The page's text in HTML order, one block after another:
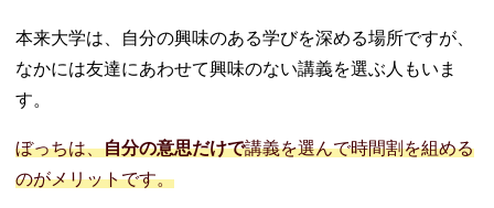
本来大学は、自分の興味のある学びを深める場所ですが、
なかには友達にあわせて興味のない講義を選ぶ人もいま
す。
ぼっちは、自分の意思だけで講義を選んで時間割を組める
のがメリットです。